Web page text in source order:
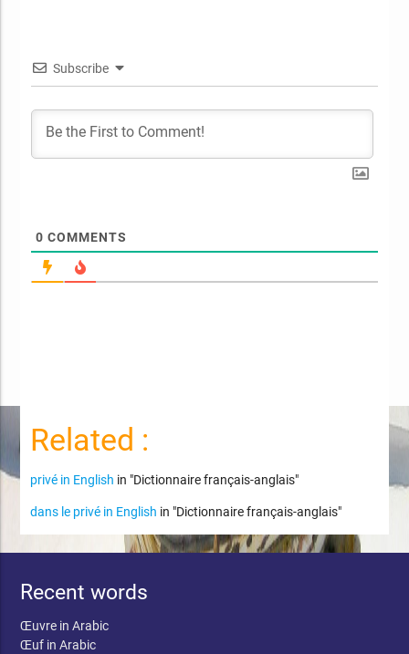
Subscribe
0 COMMENTS
Related :
privé in English in "Dictionnaire français-anglais"
dans le privé in English in "Dictionnaire français-anglais"
Recent words
Œuvre in Arabic
Œuf in Arabic